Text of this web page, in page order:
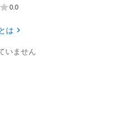
0.0
は
いません